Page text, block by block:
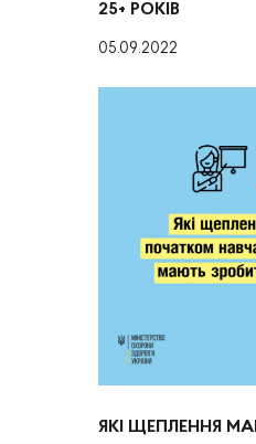
25+ РОКІВ
05.09.2022
ЯКІ ЩЕПЛЕННЯ